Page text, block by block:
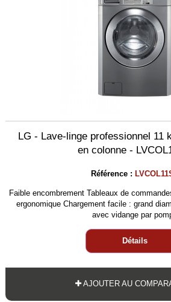
LG - Lave-linge professionnel 11
en colonne -
Référence :
Faible encombrement Tableaux de
ergonomique Chargement facile : grand
avec vidange par
Détails
AJOUTER AU